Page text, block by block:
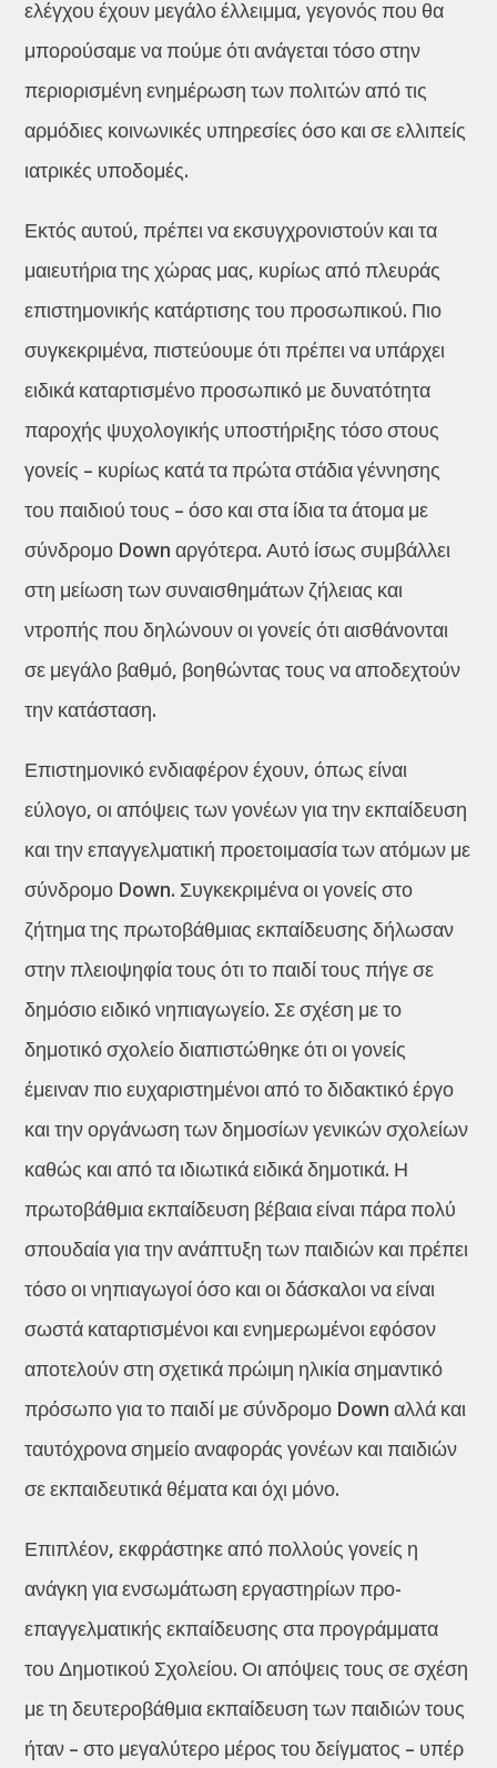
ελέγχου έχουν μεγάλο έλλειμμα, γεγονός που θα
μπορούσαμε να πούμε ότι ανάγεται τόσο στην
περιορισμένη ενημέρωση των πολιτών από τις
αρμόδιες κοινωνικές υπηρεσίες όσο και σε ελλιπείς
ιατρικές υποδομές.
Εκτός αυτού, πρέπει να εκσυγχρονιστούν και τα
μαιευτήρια της χώρας μας, κυρίως από πλευράς
επιστημονικής κατάρτισης του προσωπικού. Πιο
συγκεκριμένα, πιστεύουμε ότι πρέπει να υπάρχει
ειδικά καταρτισμένο προσωπικό με δυνατότητα
παροχής ψυχολογικής υποστήριξης τόσο στους
γονείς – κυρίως κατά τα πρώτα στάδια γέννησης
του παιδιού τους – όσο και στα ίδια τα άτομα με
σύνδρομο Down αργότερα. Αυτό ίσως συμβάλλει
στη μείωση των συναισθημάτων ζήλειας και
ντροπής που δηλώνουν οι γονείς ότι αισθάνονται
σε μεγάλο βαθμό, βοηθώντας τους να αποδεχτούν
την κατάσταση.
Επιστημονικό ενδιαφέρον έχουν, όπως είναι
εύλογο, οι απόψεις των γονέων για την εκπαίδευση
και την επαγγελματική προετοιμασία των ατόμων με
σύνδρομο Down. Συγκεκριμένα οι γονείς στο
ζήτημα της πρωτοβάθμιας εκπαίδευσης δήλωσαν
στην πλειοψηφία τους ότι το παιδί τους πήγε σε
δημόσιο ειδικό νηπιαγωγείο. Σε σχέση με το
δημοτικό σχολείο διαπιστώθηκε ότι οι γονείς
έμειναν πιο ευχαριστημένοι από το διδακτικό έργο
και την οργάνωση των δημοσίων γενικών σχολείων
καθώς και από τα ιδιωτικά ειδικά δημοτικά. Η
πρωτοβάθμια εκπαίδευση βέβαια είναι πάρα πολύ
σπουδαία για την ανάπτυξη των παιδιών και πρέπει
τόσο οι νηπιαγωγοί όσο και οι δάσκαλοι να είναι
σωστά καταρτισμένοι και ενημερωμένοι εφόσον
αποτελούν στη σχετικά πρώιμη ηλικία σημαντικό
πρόσωπο για το παιδί με σύνδρομο Down αλλά και
ταυτόχρονα σημείο αναφοράς γονέων και παιδιών
σε εκπαιδευτικά θέματα και όχι μόνο.
Επιπλέον, εκφράστηκε από πολλούς γονείς η
ανάγκη για ενσωμάτωση εργαστηρίων προ-
επαγγελματικής εκπαίδευσης στα προγράμματα
του Δημοτικού Σχολείου. Οι απόψεις τους σε σχέση
με τη δευτεροβάθμια εκπαίδευση των παιδιών τους
ήταν – στο μεγαλύτερο μέρος του δείγματος – υπέρ